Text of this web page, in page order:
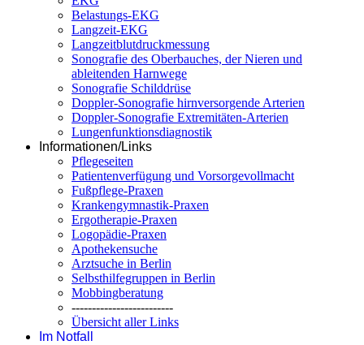
Belastungs-EKG
Langzeit-EKG
Langzeitblutdruckmessung
Sonografie des Oberbauches, der Nieren und
ableitenden Harnwege
Sonografie Schilddrüse
Doppler-Sonografie hirnversorgende Arterien
Doppler-Sonografie Extremitäten-Arterien
Lungenfunktionsdiagnostik
Informationen/Links
Pflegeseiten
Patientenverfügung und Vorsorgevollmacht
Fußpflege-Praxen
Krankengymnastik-Praxen
Ergotherapie-Praxen
Logopädie-Praxen
Apothekensuche
Arztsuche in Berlin
Selbsthilfegruppen in Berlin
Mobbingberatung
-------------------------
Übersicht aller Links
Im Notfall